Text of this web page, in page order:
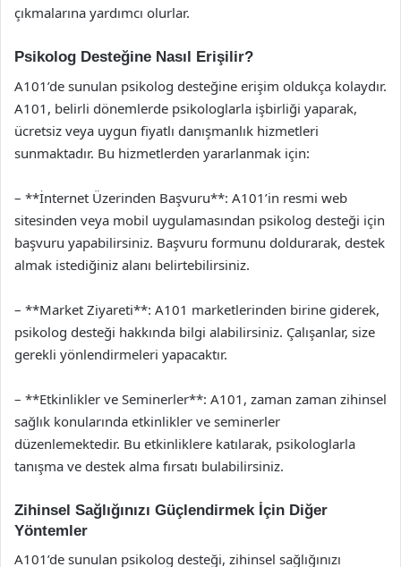
çıkmalarına yardımcı olurlar.
Psikolog Desteğine Nasıl Erişilir?
A101’de sunulan psikolog desteğine erişim oldukça kolaydır.
A101, belirli dönemlerde psikologlarla işbirliği yaparak,
ücretsiz veya uygun fiyatlı danışmanlık hizmetleri
sunmaktadır. Bu hizmetlerden yararlanmak için:
– **İnternet Üzerinden Başvuru**: A101’in resmi web
sitesinden veya mobil uygulamasından psikolog desteği için
başvuru yapabilirsiniz. Başvuru formunu doldurarak, destek
almak istediğiniz alanı belirtebilirsiniz.
– **Market Ziyareti**: A101 marketlerinden birine giderek,
psikolog desteği hakkında bilgi alabilirsiniz. Çalışanlar, size
gerekli yönlendirmeleri yapacaktır.
– **Etkinlikler ve Seminerler**: A101, zaman zaman zihinsel
sağlık konularında etkinlikler ve seminerler
düzenlemektedir. Bu etkinliklere katılarak, psikologlarla
tanışma ve destek alma fırsatı bulabilirsiniz.
Zihinsel Sağlığınızı Güçlendirmek İçin Diğer
Yöntemler
A101’de sunulan psikolog desteği, zihinsel sağlığınızı